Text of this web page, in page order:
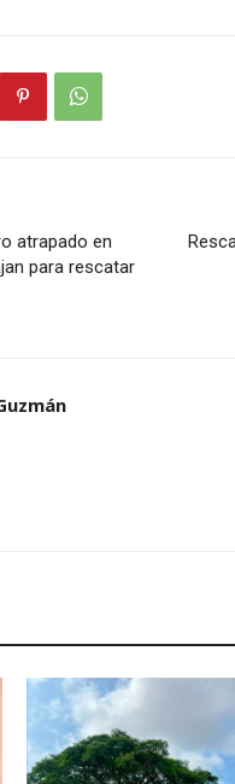
atrapado en
para rescatar